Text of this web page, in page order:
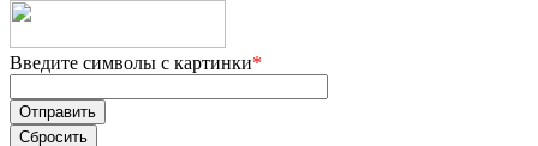
Введите символы с картинки*